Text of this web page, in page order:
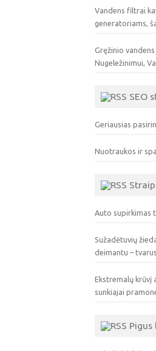
Vandens filtrai
generatoriams,
Gręžinio
Nugeležinimui,
SEO
Geriausias
Nuotraukos ir
Auto supirkimas
Sužadėtuvių
deimantu –
Ekstremalų krūvį
sunkiajai